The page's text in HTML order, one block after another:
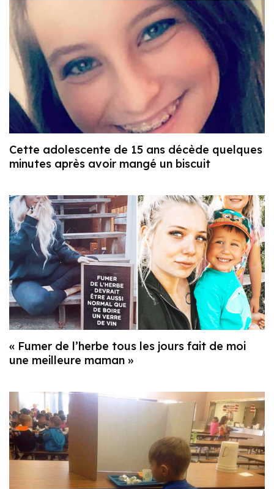
Cette adolescente de 15 ans décède quelques
minutes après avoir mangé un biscuit
« Fumer de l’herbe tous les jours fait de moi
une meilleure maman »